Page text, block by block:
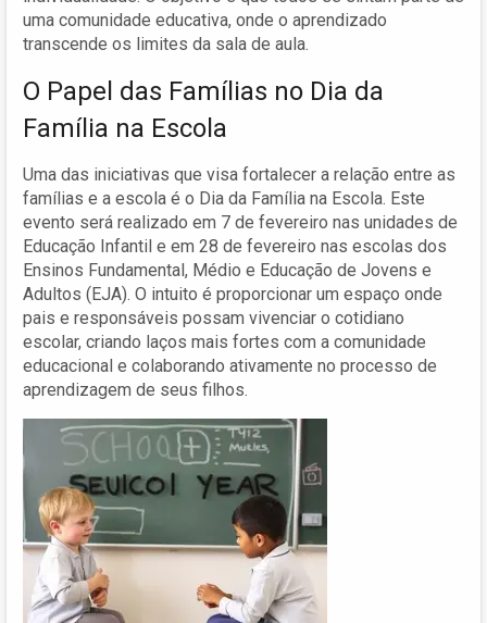
uma comunidade educativa, onde o aprendizado
transcende os limites da sala de aula.
O Papel das Famílias no Dia da
Família na Escola
Uma das iniciativas que visa fortalecer a relação entre as
famílias e a escola é o Dia da Família na Escola. Este
evento será realizado em 7 de fevereiro nas unidades de
Educação Infantil e em 28 de fevereiro nas escolas dos
Ensinos Fundamental, Médio e Educação de Jovens e
Adultos (EJA). O intuito é proporcionar um espaço onde
pais e responsáveis possam vivenciar o cotidiano
escolar, criando laços mais fortes com a comunidade
educacional e colaborando ativamente no processo de
aprendizagem de seus filhos.